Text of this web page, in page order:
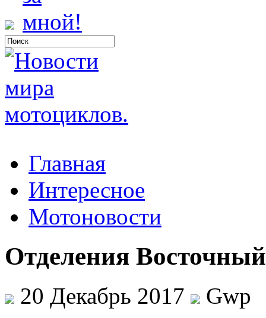
Главная
Интересное
Мотоновости
Отделения
20 Декабрь 2017
Gwp